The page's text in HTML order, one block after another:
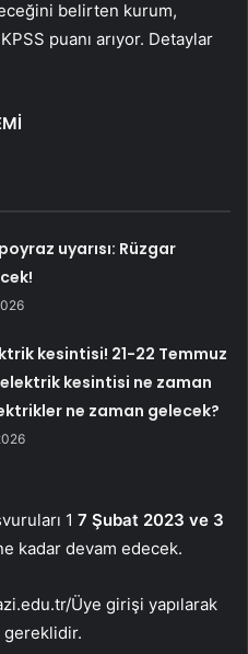
belirten kurum,
puanı arıyor. Detaylar
uyarısı: Rüzgar
kesintisi! 21-22 Temmuz
kesintisi ne zaman
ne zaman gelecek?
1 7 Şubat 2023 ve 3
kadar devam edecek.
Üye girişi yapılarak
gereklidir.